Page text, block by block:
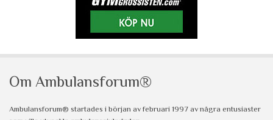
Om Ambulansforum®
Ambulansforum® startades i början av februari 1997 av några entusiaster